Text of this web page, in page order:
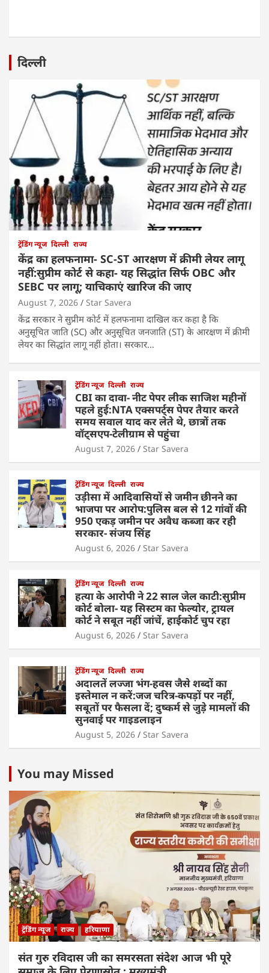
दिल्ली
ट्रेंडिंग न्यूज दिल्ली राज्य
केंद्र का हलफनामा- SC-ST आरक्षण में क्रीमी लेयर लागू
नहीं:सुप्रीम कोर्ट से कहा- यह सिद्धांत सिर्फ OBC और
SEBC पर लागू; याचिकाएं खारिज की जाए
August 7, 2026 Star Savera
केंद्र सरकार ने सुप्रीम कोर्ट में हलफनामा दाखिल कर कहा है कि
अनुसूचित जाति (SC) और अनुसूचित जनजाति (ST) के आरक्षण में क्रीमी
लेयर का सिद्धांत लागू नहीं होता। सरकार…
ट्रेंडिंग न्यूज दिल्ली राज्य
CBI का दावा- नीट पेपर लीक साजिश महीनों
पहले हुई:NTA एक्सपर्ट्स पेपर तैयार करते
समय सवाल याद कर लेते थे, छात्रों तक
वॉट्सएप-टेलीग्राम से पहुंचा
August 7, 2026 Star Savera
ट्रेंडिंग न्यूज दिल्ली राज्य
उड़ीसा में आदिवासियों से जमीन छीनने का
भाजपा पर आरोप:पुलिस बल से 12 गांवों की
950 एकड़ जमीन पर अवैध कब्जा कर रही
सरकार- संजय सिंह
August 6, 2026 Star Savera
ट्रेंडिंग न्यूज दिल्ली राज्य
हत्या के आरोपी ने 22 साल जेल काटी:सुप्रीम
कोर्ट बोला- यह सिस्टम का फेल्योर, ट्रायल
कोर्ट ने सबूत नहीं जांचें, हाईकोर्ट चुप रहा
August 6, 2026 Star Savera
ट्रेंडिंग न्यूज दिल्ली राज्य
अदालतें लज्जा भंग-हवस जैसे शब्दों का
इस्तेमाल न करें:जज चरित्र-कपड़ों पर नहीं,
सबूतों पर फैसला दें; दुष्कर्म से जुड़े मामलों की
सुनवाई पर गाइडलाइन
August 5, 2026 Star Savera
You may Missed
ट्रेंडिंग न्यूज राज्य हरियाणा
संत गुरु रविदास जी का समरसता संदेश आज भी पूरे